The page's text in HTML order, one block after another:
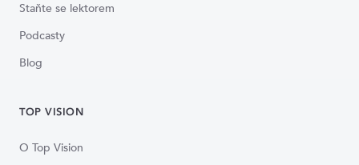
Staňte se lektorem
Podcasty
Blog
TOP VISION
O Top Vision